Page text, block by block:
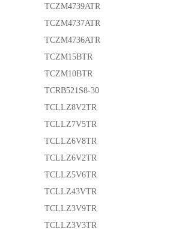
TCZM4739ATR
TCZM4737ATR
TCZM4736ATR
TCZM15BTR
TCZM10BTR
TCRB521S8-30
TCLLZ8V2TR
TCLLZ7V5TR
TCLLZ6V8TR
TCLLZ6V2TR
TCLLZ5V6TR
TCLLZ43VTR
TCLLZ3V9TR
TCLLZ3V3TR